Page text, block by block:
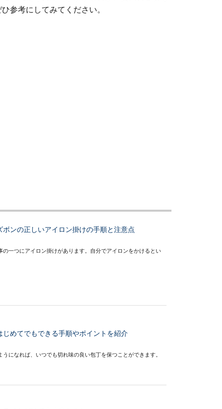
参考にしてみてください。
ボンの正しいアイロン掛けの手順と注意点
の一つにアイロン掛けがあります。自分でアイロンをかけるとい
めてでもできる手順やポイントを紹介
になれば、いつでも切れ味の良い包丁を保つことができます。